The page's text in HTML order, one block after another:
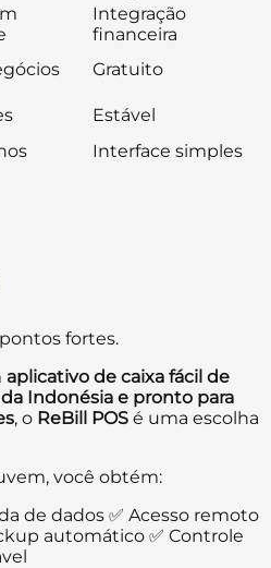
Integração
financeira
Gratuito
Estável
Interface simples
fortes.
aplicativo de caixa fácil de
Indonésia e pronto para
, o ReBill POS é uma escolha
você obtém:
de dados ✅ Acesso remoto
automático ✅ Controle